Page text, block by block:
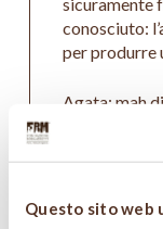
Questo sito web
conosciuto:
per produrre
Agata: mah
• Pura